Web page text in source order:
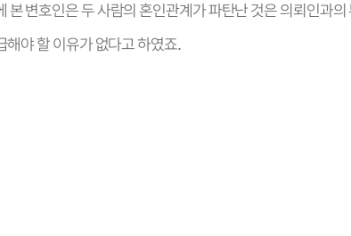
본 변호인은 두 사람의 혼인관계가 파탄난 것은 의뢰인과
야 할 이유가 없다고 하였죠.